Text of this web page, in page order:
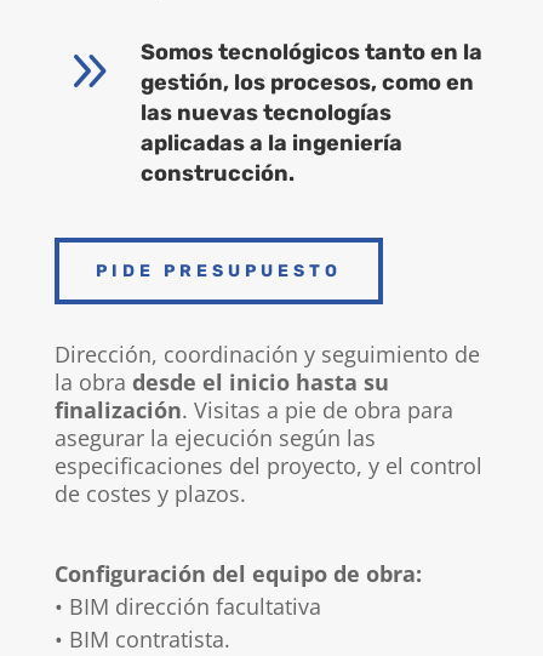
9
Somos tecnológicos tanto en la
gestión, los procesos, como en
las nuevas tecnologías
aplicadas a la ingeniería
construcción.
PIDE PRESUPUESTO
Dirección, coordinación y seguimiento de
la obra desde el inicio hasta su
finalización. Visitas a pie de obra para
asegurar la ejecución según las
especificaciones del proyecto, y el control
de costes y plazos.
Configuración del equipo de obra:
• BIM dirección facultativa
• BIM contratista.